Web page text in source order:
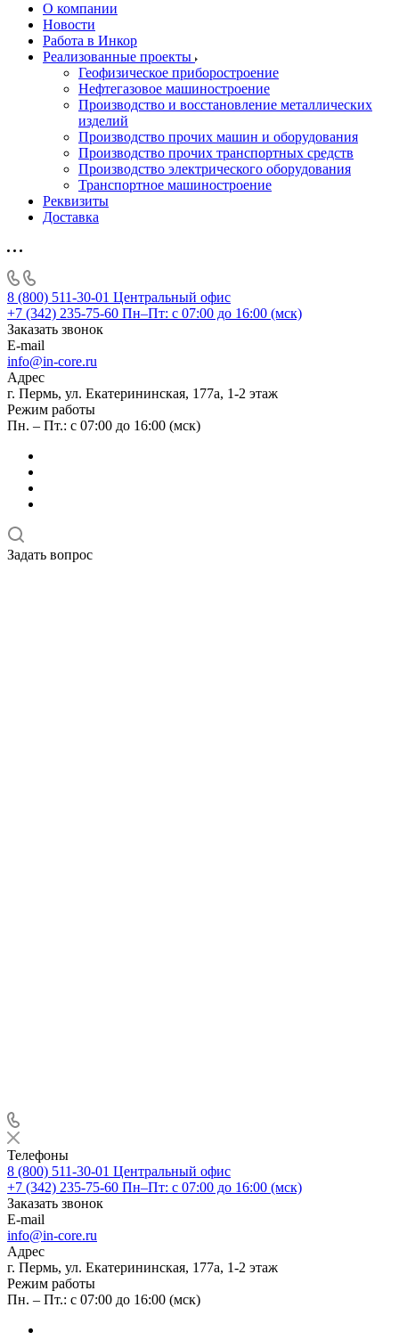
О компании
Новости
Работа в Инкор
Реализованные проекты
Геофизическое приборостроение
Нефтегазовое машиностроение
Производство и восстановление металлических
изделий
Производство прочих машин и оборудования
Производство прочих транспортных средств
Производство электрического оборудования
Транспортное машиностроение
Реквизиты
Доставка
8 (800) 511-30-01 Центральный офис
+7 (342) 235-75-60 Пн–Пт: с 07:00 до 16:00 (мск)
Заказать звонок
E-mail
info@in-core.ru
Адрес
г. Пермь, ул. ​Екатерининская, 177а, ​1-2 этаж
Режим работы
Пн. – Пт.: с 07:00 до 16:00 (мск)
Задать вопрос
Телефоны
8 (800) 511-30-01 Центральный офис
+7 (342) 235-75-60 Пн–Пт: с 07:00 до 16:00 (мск)
Заказать звонок
E-mail
info@in-core.ru
Адрес
г. Пермь, ул. ​Екатерининская, 177а, ​1-2 этаж
Режим работы
Пн. – Пт.: с 07:00 до 16:00 (мск)